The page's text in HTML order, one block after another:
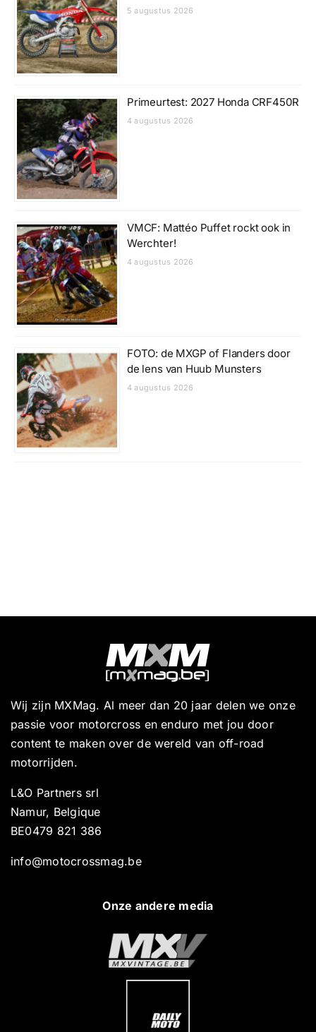
5 augustus 2026
Primeurtest: 2027 Honda CRF450R
4 augustus 2026
VMCF: Mattéo Puffet rockt ook in
Werchter!
4 augustus 2026
FOTO: de MXGP of Flanders door
de lens van Huub Munsters
4 augustus 2026
Wij zijn MXMag. Al meer dan 20 jaar delen we onze
passie voor motorcross en enduro met jou door
content te maken over de wereld van off-road
motorrijden.
L&O Partners srl
Namur, Belgique
BE0479 821 386
info@motocrossmag.be
Onze andere media